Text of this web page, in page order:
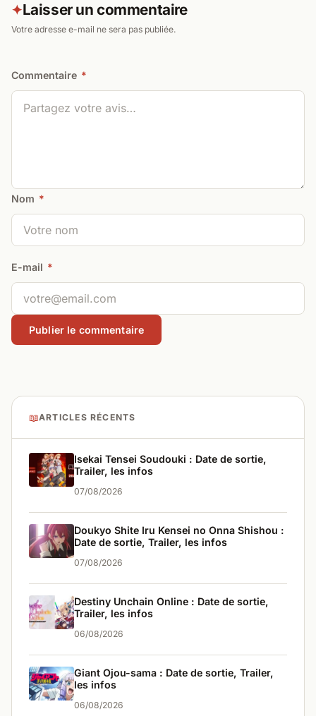
✦Laisser un commentaire
Votre adresse e-mail ne sera pas publiée.
Commentaire *
Nom *
E-mail *
📖ARTICLES RÉCENTS
Isekai Tensei Soudouki : Date de sortie,
Trailer, les infos
07/08/2026
Doukyo Shite Iru Kensei no Onna Shishou :
Date de sortie, Trailer, les infos
07/08/2026
Destiny Unchain Online : Date de sortie,
Trailer, les infos
06/08/2026
Giant Ojou-sama : Date de sortie, Trailer,
les infos
06/08/2026